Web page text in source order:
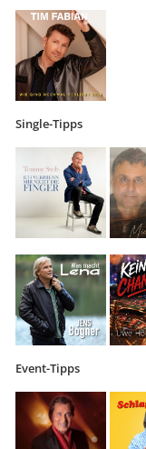
Single-Tipps
Event-Tipps